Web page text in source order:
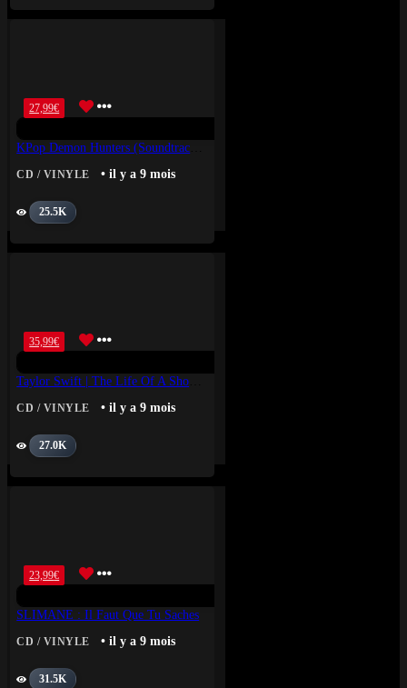
27,99€
CD / VINYLE • il y a 9 mois
25.5K
35,99€
CD / VINYLE • il y a 9 mois
27.0K
23,99€
SLIMANE : Il Faut Que Tu Saches
CD / VINYLE • il y a 9 mois
31.5K